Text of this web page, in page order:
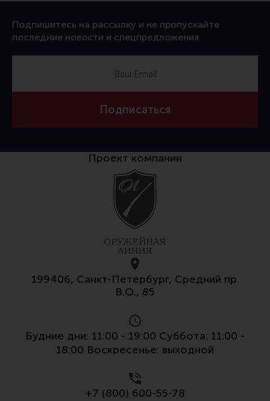
Подпишитесь на рассылку и не пропускайте
последние новости и спецпредложения
Подписаться
Проект компании
199406, Санкт-Петербург, Средний пр.
В.О., 85
Будние дни: 11:00 - 19:00 Суббота: 11:00 -
18:00 Воскресенье: выходной
+7 (800) 600-55-78